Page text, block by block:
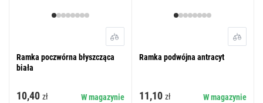
Ramka poczwórna błyszcząca
biała
10,40 zł W magazynie
Ramka podwójna antracyt
11,10 zł W magazynie